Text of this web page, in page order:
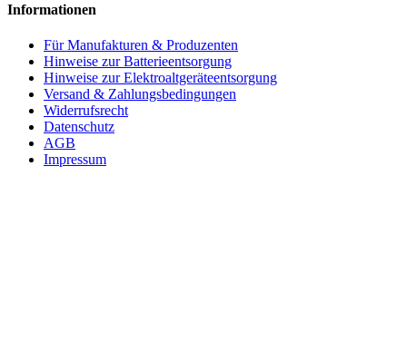
Informationen
Für Manufakturen & Produzenten
Hinweise zur Batterieentsorgung
Hinweise zur Elektroaltgeräteentsorgung
Versand & Zahlungsbedingungen
Widerrufsrecht
Datenschutz
AGB
Impressum